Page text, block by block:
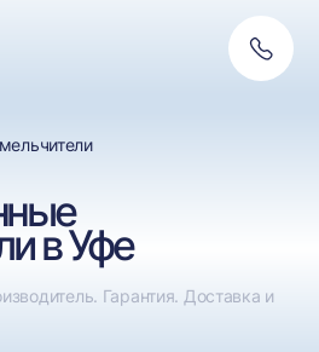
связь
в Уфе
Гарантия. Доставка и